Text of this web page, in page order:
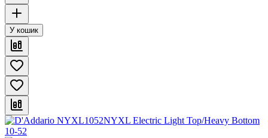
У кошик